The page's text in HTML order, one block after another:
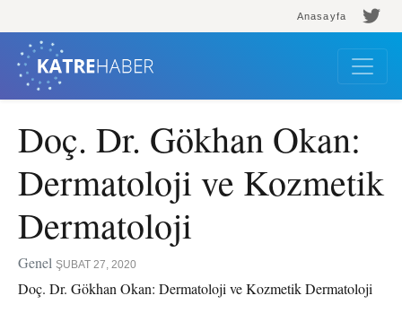
Anasayfa
Doç. Dr. Gökhan Okan:
Dermatoloji ve Kozmetik
Dermatoloji
Genel ŞUBAT 27, 2020
Doç. Dr. Gökhan Okan: Dermatoloji ve Kozmetik Dermatoloji